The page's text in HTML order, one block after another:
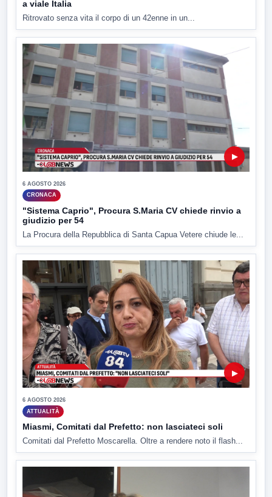
a viale Italia
Ritrovato senza vita il corpo di un 42enne in un...
▶
6 AGOSTO 2026
CRONACA
"Sistema Caprio", Procura S.Maria CV chiede rinvio a
giudizio per 54
La Procura della Repubblica di Santa Capua Vetere chiude le...
▶
6 AGOSTO 2026
ATTUALITÀ
Miasmi, Comitati dal Prefetto: non lasciateci soli
Comitati dal Prefetto Moscarella. Oltre a rendere noto il flash...